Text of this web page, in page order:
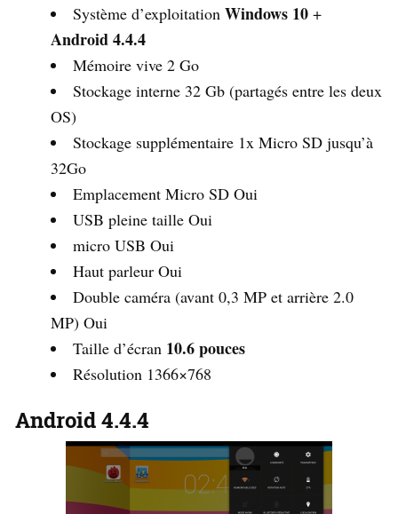
Système d’exploitation Windows 10 +
Android 4.4.4
Mémoire vive 2 Go
Stockage interne 32 Gb (partagés entre les deux
OS)
Stockage supplémentaire 1x Micro SD jusqu’à
32Go
Emplacement Micro SD Oui
USB pleine taille Oui
micro USB Oui
Haut parleur Oui
Double caméra (avant 0,3 MP et arrière 2.0
MP) Oui
Taille d’écran 10.6 pouces
Résolution 1366×768
Android 4.4.4